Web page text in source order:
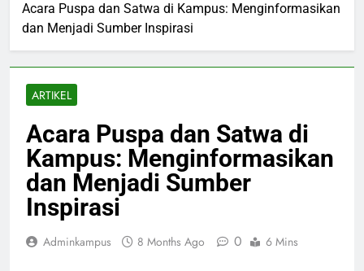
Acara Puspa dan Satwa di Kampus: Menginformasikan
dan Menjadi Sumber Inspirasi
ARTIKEL
Acara Puspa dan Satwa di
Kampus: Menginformasikan
dan Menjadi Sumber
Inspirasi
Adminkampus 8 Months Ago 0 6 Mins